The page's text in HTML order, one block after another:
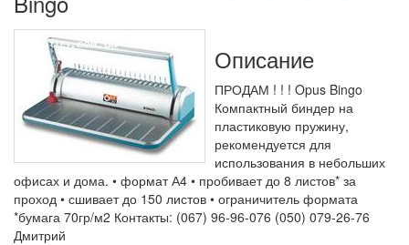
Описание
ПРОДАМ ! ! ! Opus Bingo
Компактный биндер на
пластиковую пружину,
рекомендуется для
использования в небольших
офисах и дома. • формат А4 • пробивает до 8 листов* за
проход • сшивает до 150 листов • ограничитель формата
*бумага 70гр/м2 Контакты: (067) 96-96-076 (050) 079-26-76
Дмитрий